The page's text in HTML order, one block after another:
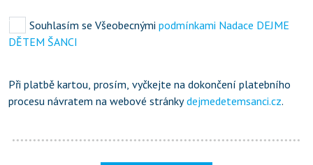
Souhlasím se Všeobecnými podmínkami Nadace DEJME
DĚTEM ŠANCI
Při platbě kartou, prosím, vyčkejte na dokončení platebního
procesu návratem na webové stránkydejmedetemsanci.cz.